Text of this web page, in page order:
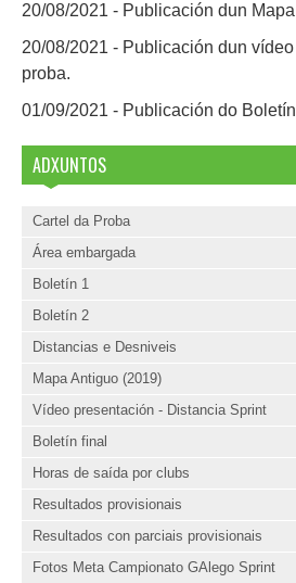
20/08/2021 - Publicación dun
20/08/2021 - Publicación dun
proba.
01/09/2021 - Publicación do
ADXUNTOS
Cartel da Proba
Área embargada
Boletín 1
Boletín 2
Distancias e Desniveis
Mapa Antiguo (2019)
Vídeo presentación - Distancia Sprint
Boletín final
Horas de saída por clubs
Resultados provisionais
Resultados con parciais provisionais
Fotos Meta Campionato GAlego Sprint